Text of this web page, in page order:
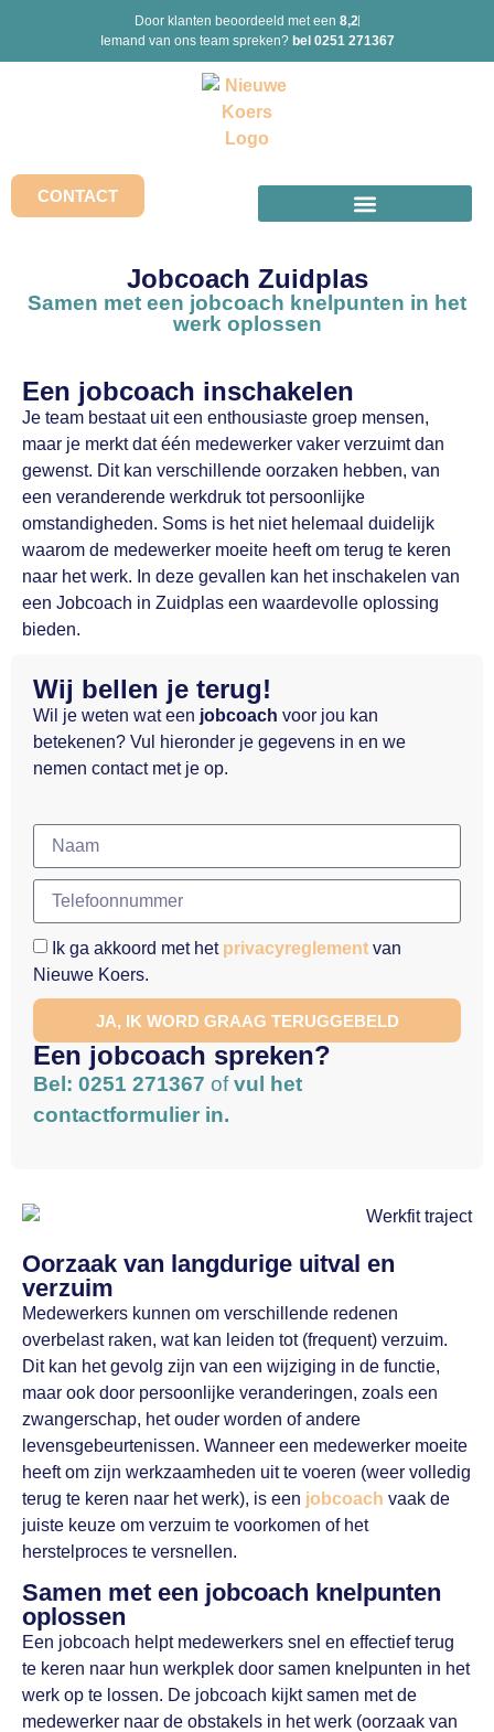
Door klanten beoordeeld met een 8,2
Iemand van ons team spreken? bel 0251 271367
CONTACT
Jobcoach Zuidplas
Samen met een jobcoach knelpunten in het
werk oplossen
Een jobcoach inschakelen
Je team bestaat uit een enthousiaste groep mensen,
maar je merkt dat één medewerker vaker verzuimt dan
gewenst. Dit kan verschillende oorzaken hebben, van
een veranderende werkdruk tot persoonlijke
omstandigheden. Soms is het niet helemaal duidelijk
waarom de medewerker moeite heeft om terug te keren
naar het werk. In deze gevallen kan het inschakelen van
een Jobcoach in Zuidplas een waardevolle oplossing
bieden.
Wij bellen je terug!
Wil je weten wat een jobcoach voor jou kan
betekenen? Vul hieronder je gegevens in en we
nemen contact met je op.
Ik ga akkoord met het privacyreglement van
Nieuwe Koers.
JA, IK WORD GRAAG TERUGGEBELD
Een jobcoach spreken?
Bel: 0251 271367 ofvul het
contactformulier in.
Oorzaak van langdurige uitval en
verzuim
Medewerkers kunnen om verschillende redenen
overbelast raken, wat kan leiden tot (frequent) verzuim.
Dit kan het gevolg zijn van een wijziging in de functie,
maar ook door persoonlijke veranderingen, zoals een
zwangerschap, het ouder worden of andere
levensgebeurtenissen. Wanneer een medewerker moeite
heeft om zijn werkzaamheden uit te voeren (weer volledig
terug te keren naar het werk), is een jobcoach vaak de
juiste keuze om verzuim te voorkomen of het
herstelproces te versnellen.
Samen met een jobcoach knelpunten
oplossen
Een jobcoach helpt medewerkers snel en effectief terug
te keren naar hun werkplek door samen knelpunten in het
werk op te lossen. De jobcoach kijkt samen met de
medewerker naar de obstakels in het werk (oorzaak van